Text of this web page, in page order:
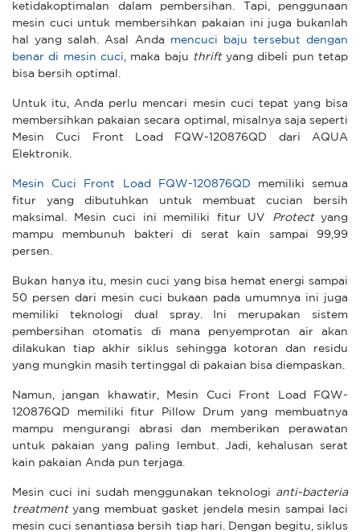
ketidakoptimalan dalam pembersihan. Tapi, penggunaan
mesin cuci untuk membersihkan pakaian ini juga bukanlah
hal yang salah. Asal Anda
mencuci baju tersebut dengan
benar di mesin cuci , maka baju thriftyang dibeli pun tetap
bisa bersih optimal.
Untuk itu, Anda perlu mencari mesin cuci tepat yang bisa
membersihkan pakaian secara optimal, misalnya saja seperti
Mesin Cuci Front Load FQW-120876QD dari AQUA
Elektronik.
Mesin Cuci Front Load FQW-120876QD memiliki semua
fitur yang dibutuhkan untuk membuat cucian bersih
maksimal. Mesin cuci ini memiliki fitur UV
Protect yang
mampu membunuh bakteri di serat kain sampai 99,99
persen.
Bukan hanya itu, mesin cuci yang bisa hemat energi sampai
50 persen dari mesin cuci bukaan pada umumnya ini juga
memiliki teknologi dual spray. Ini merupakan sistem
pembersihan otomatis di mana penyemprotan air akan
dilakukan tiap akhir siklus sehingga kotoran dan residu
yang mungkin masih tertinggal di pakaian bisa diempaskan.
Namun, jangan khawatir, Mesin Cuci Front Load FQW-
120876QD memiliki fitur Pillow Drum yang membuatnya
mampu mengurangi abrasi dan memberikan perawatan
untuk pakaian yang paling lembut. Jadi, kehalusan serat
kain pakaian Anda pun terjaga.
Mesin cuci ini sudah menggunakan teknologi anti-bacteria
treatmentyang membuat gasket jendela mesin sampai laci
mesin cuci senantiasa bersih tiap hari. Dengan begitu, siklus